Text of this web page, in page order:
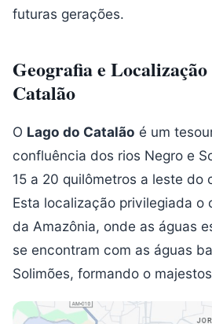
futuras gerações.
Geografia e
Catalão
O Lago do Catalão é um
confluência dos rios Negro e
15 a 20 quilômetros a leste do
Esta localização privilegiada o
da Amazônia, onde as águas
se encontram com as águas
Solimões, formando o